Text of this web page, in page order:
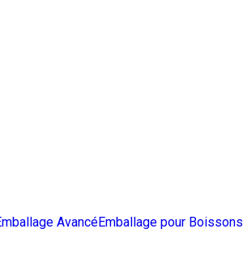
AvancéEmballage pour Boissons